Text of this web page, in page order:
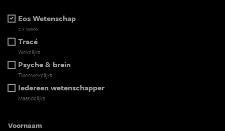
Eos Wetenschap
2 x week
Tracé
Wekelijks
Psyche & brein
Tweewekelijks
Iedereen wetenschapper
Maandelijks
Voornaam